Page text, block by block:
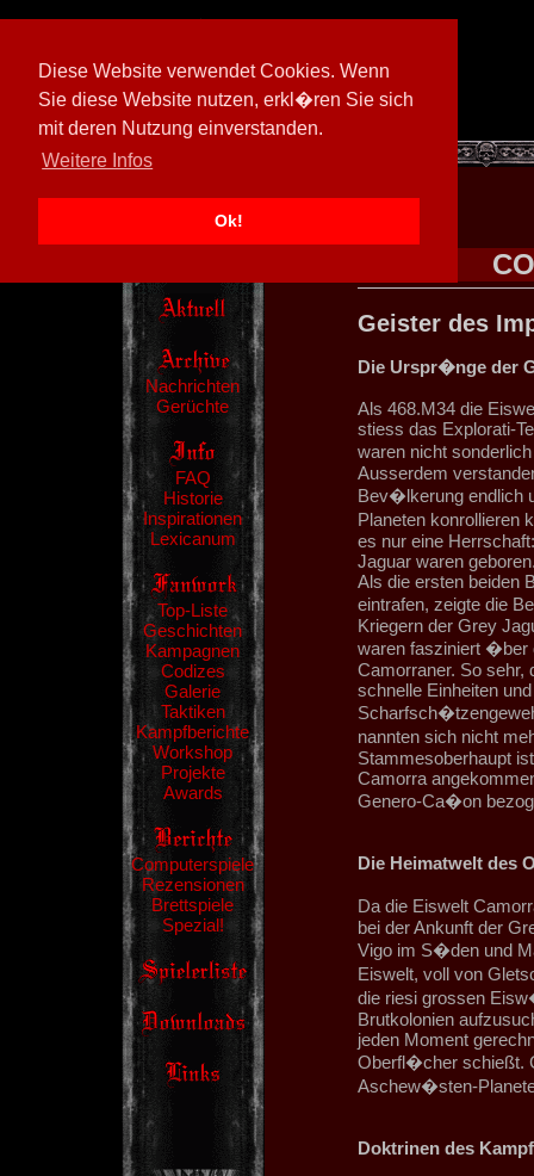
Diese Website verwendet Cookies. Wenn
Sie diese Website nutzen, erkl�ren Sie sich
mit deren Nutzung einverstanden.
Weitere Infos
Ok!
[ 597026/M3]
Nachrichten
Gerüchte
FAQ
Historie
Inspirationen
Lexicanum
Top-Liste
Geschichten
Kampagnen
Codizes
Galerie
Taktiken
Kampfberichte
Workshop
Projekte
Awards
Computerspiele
Rezensionen
Brettspiele
Spezial!
Geister des
Die Urspr�nge der
Als 468.M34 die
stiess das Explorati-
waren nicht
Ausserdem
Bev�lkerung endlich
Planeten konrollieren
es nur eine
Jaguar waren
Als die ersten beiden
eintrafen, zeigte die
Kriegern der Grey
waren fasziniert �ber
Camorraner. So sehr,
schnelle Einheiten
nannten sich nicht
Stammesoberhaupt
Camorra
Genero-Ca�on
Die Heimatwelt des
Da die Eiswelt
bei der Ankunft der
Vigo im S�den und
Eiswelt, voll von
die riesi grossen
Brutkolonien
jeden Moment
Oberfl�cher schießt.
Aschew�sten-
Doktrinen des